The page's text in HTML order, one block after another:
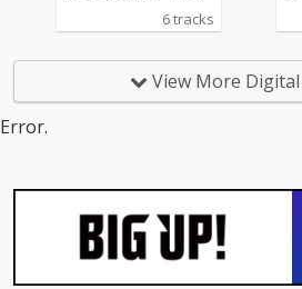
ら？』の主題歌「ここ
ス」、重く禍々しい愛
を表現した“呪縛ソン
6 tracks
ら
を
View More
Error.